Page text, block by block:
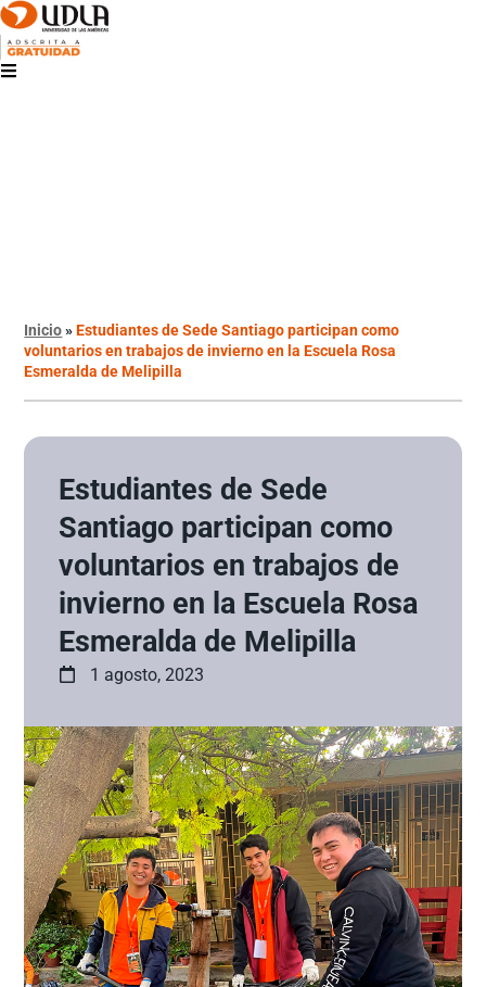
Inicio»Estudiantes de Sede Santiago participan como
voluntarios en trabajos de invierno en la Escuela Rosa
Esmeralda de Melipilla
Estudiantes de Sede
Santiago participan como
voluntarios en trabajos de
invierno en la Escuela Rosa
Esmeralda de Melipilla
1 agosto, 2023